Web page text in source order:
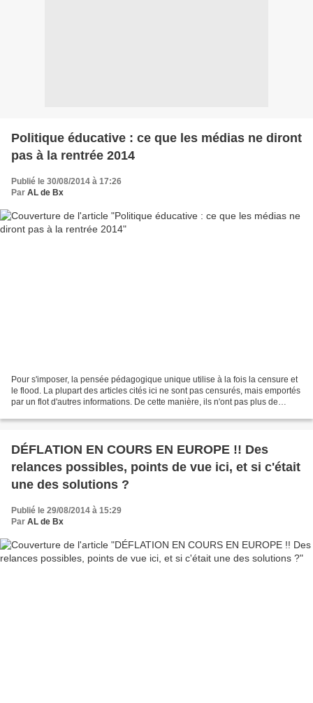
Politique éducative : ce que les médias ne diront
pas à la rentrée 2014
Publié le 30/08/2014 à 17:26
Par AL de Bx
Pour s'imposer, la pensée pédagogique unique utilise à la fois la censure et
le flood. La plupart des articles cités ici ne sont pas censurés, mais emportés
par un flot d'autres informations. De cette manière, ils n'ont pas plus de
DÉFLATION EN COURS EN EUROPE !! Des
relances possibles, points de vue ici, et si c'était
une des solutions ?
Publié le 29/08/2014 à 15:29
Par AL de Bx